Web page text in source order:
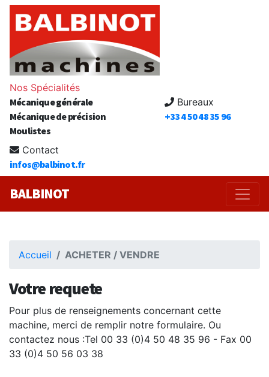
Nos Spécialités
Mécanique générale
Mécanique de précision
Moulistes
Bureaux
+33 4 50 48 35 96
Contact
infos@balbinot.fr
BALBINOT
Accueil ACHETER / VENDRE
Votre requete
Pour plus de renseignements concernant cette
machine, merci de remplir notre formulaire. Ou
contactez nous :Tel 00 33 (0)4 50 48 35 96 - Fax 00
33 (0)4 50 56 03 38